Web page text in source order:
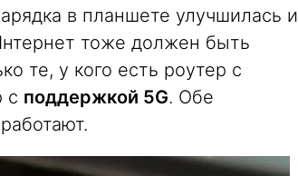
в планшете улучшилась и
тоже должен быть
те, у кого есть роутер с
с поддержкой 5G. Обе